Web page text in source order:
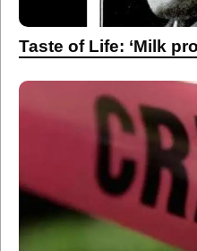
Taste of Life: ‘Milk